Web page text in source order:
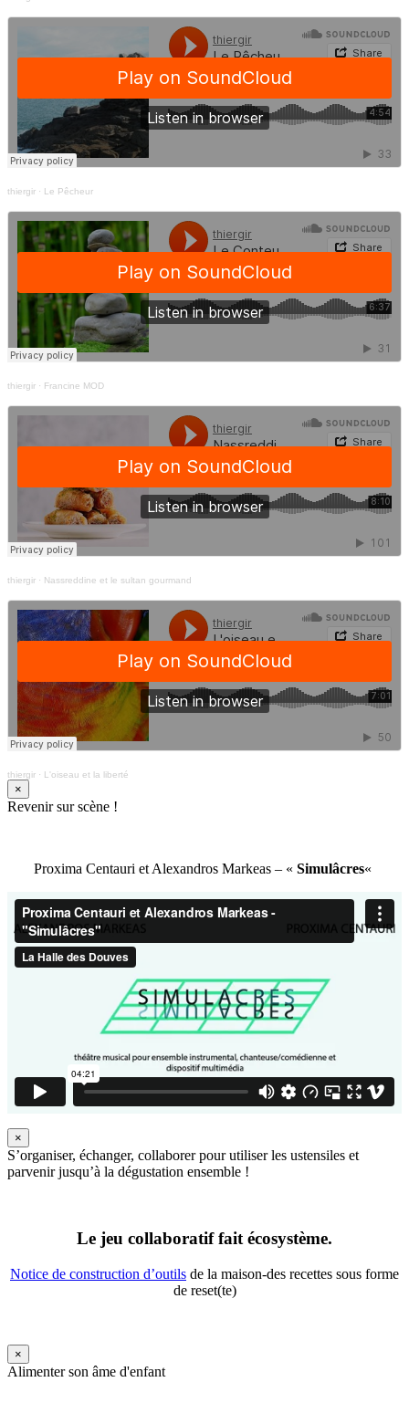
thiergir · Le Pêcheur
thiergir · Francine MOD
thiergir · Nassreddine et le sultan gourmand
thiergir · L'oiseau et la liberté
×
Revenir sur scène !
Proxima Centauri et Alexandros Markeas – « Simulâcres«
×
S’organiser, échanger, collaborer pour utiliser les ustensiles et
parvenir jusqu’à la dégustation ensemble !
Le jeu collaboratif fait écosystème.
Notice de construction d’outils de la maison-des recettes sous forme
de reset(te)
×
Alimenter son âme d'enfant